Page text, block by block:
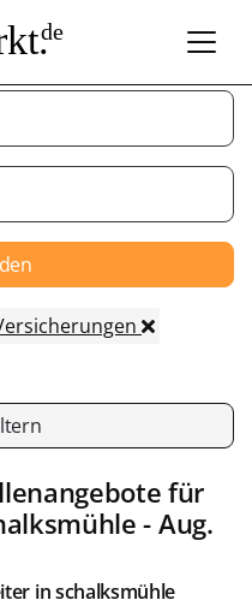
de
für
- Aug.
inschalksmühle